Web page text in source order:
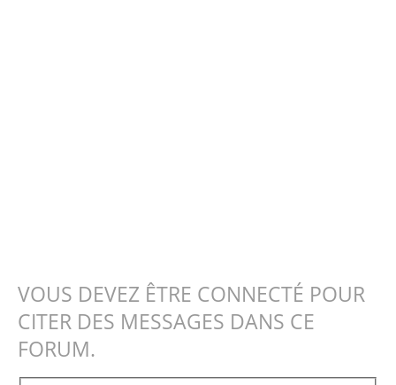
VOUS DEVEZ ÊTRE CONNECTÉ POUR
CITER DES MESSAGES DANS CE
FORUM.